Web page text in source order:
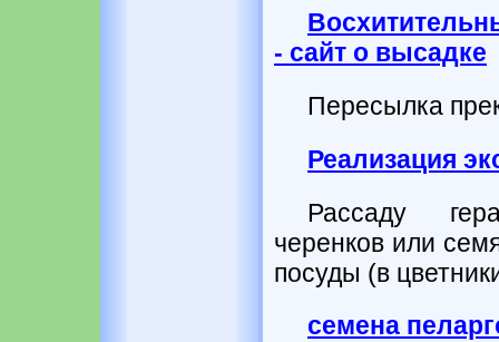
- сайт о высадке
Пересылка
Реализация
Рассаду
черенков или
посуды (в
семена